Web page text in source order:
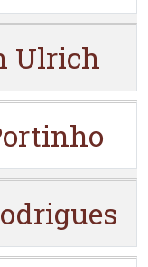
Ulrich